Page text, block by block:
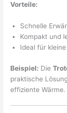
Vorteile:
Schnelle
Kompakt und
Ideal für
Beispiel: Die
praktische
effiziente Wärme.